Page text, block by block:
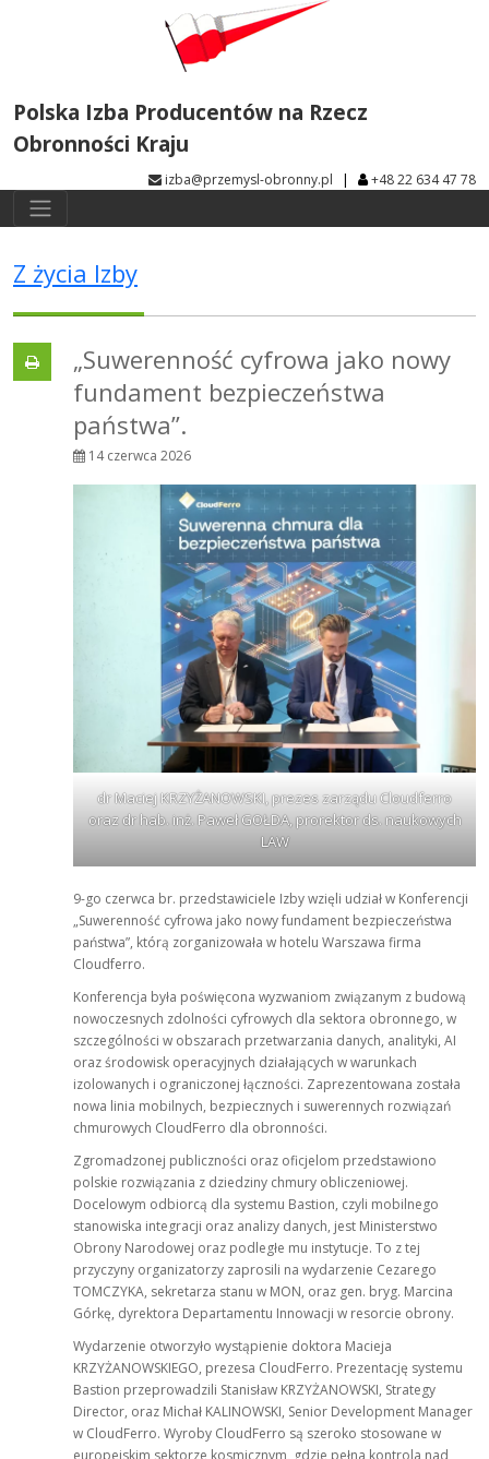
Polska Izba Producentów na Rzecz
Obronności Kraju
izba@przemysl-obronny.pl | +48 22 634 47 78
Z życia Izby
„Suwerenność cyfrowa jako nowy
fundament bezpieczeństwa
państwa”.
14 czerwca 2026
dr Maciej KRZYŻANOWSKI, prezes zarządu Cloudferro
oraz dr hab. inż. Paweł GOŁDA, prorektor ds. naukowych
LAW
9-go czerwca br. przedstawiciele Izby wzięli udział w Konferencji
„Suwerenność cyfrowa jako nowy fundament bezpieczeństwa
państwa”, którą zorganizowała w hotelu Warszawa firma
Cloudferro.
Konferencja była poświęcona wyzwaniom związanym z budową
nowoczesnych zdolności cyfrowych dla sektora obronnego, w
szczególności w obszarach przetwarzania danych, analityki, AI
oraz środowisk operacyjnych działających w warunkach
izolowanych i ograniczonej łączności. Zaprezentowana została
nowa linia mobilnych, bezpiecznych i suwerennych rozwiązań
chmurowych CloudFerro dla obronności.
Zgromadzonej publiczności oraz oficjelom przedstawiono
polskie rozwiązania z dziedziny chmury obliczeniowej.
Docelowym odbiorcą dla systemu Bastion, czyli mobilnego
stanowiska integracji oraz analizy danych, jest Ministerstwo
Obrony Narodowej oraz podległe mu instytucje. To z tej
przyczyny organizatorzy zaprosili na wydarzenie Cezarego
TOMCZYKA, sekretarza stanu w MON, oraz gen. bryg. Marcina
Górkę, dyrektora Departamentu Innowacji w resorcie obrony.
Wydarzenie otworzyło wystąpienie doktora Macieja
KRZYŻANOWSKIEGO, prezesa CloudFerro. Prezentację systemu
Bastion przeprowadzili Stanisław KRZYŻANOWSKI, Strategy
Director, oraz Michał KALINOWSKI, Senior Development Manager
w CloudFerro. Wyroby CloudFerro są szeroko stosowane w
europejskim sektorze kosmicznym, gdzie pełna kontrola nad